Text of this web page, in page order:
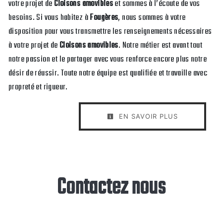
votre projet deCloisons amovibleset sommes à l’écoute de vos
besoins. Si vous habitez àFougères, nous sommes à votre
disposition pour vous transmettre les renseignements nécessaires
à votre projet deCloisons amovibles. Notre métier est avant tout
notre passion et le partager avec vous renforce encore plus notre
désir de réussir. Toute notre équipe est qualifiée et travaille avec
propreté et rigueur.
EN SAVOIR PLUS
Contactez nous